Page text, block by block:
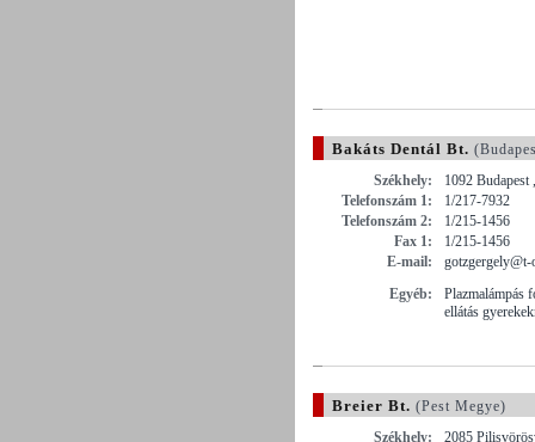
Bakáts Dentál Bt.
Székhely:
1092
Telefonszám 1:
1/217-7932
Telefonszám 2:
1/215-1456
Fax 1:
1/215-1456
E-mail:
Egyéb:
Plazmalámpás
ellátás
Breier Bt. (Pest Megye)
Székhely:
2085